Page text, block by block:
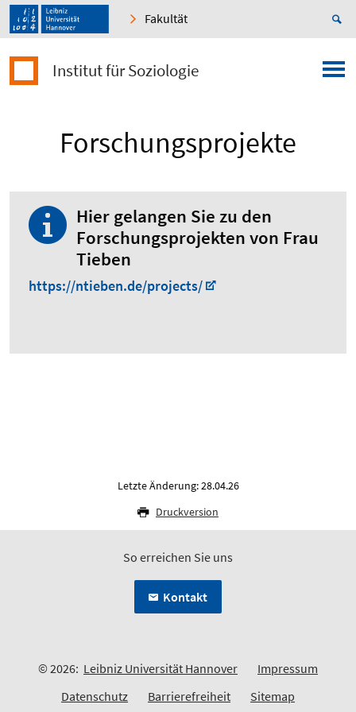
Fakultät
Institut für Soziologie
Forschungsprojekte
Hier gelangen Sie zu den
Forschungsprojekten von Frau
Tieben
https://ntieben.de/projects/
Letzte Änderung: 28.04.26
Druckversion
So erreichen Sie uns
Kontakt
© 2026: Leibniz Universität Hannover
Impressum
Datenschutz
Barrierefreiheit Sitemap